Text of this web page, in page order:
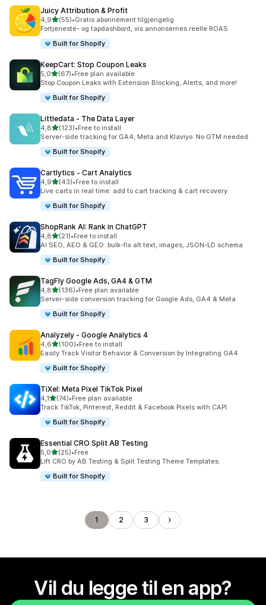
Juicy Attribution & Profit
4,9av 5 stjerner
(55)
Totalt 55 omtaler
•Gratis abonnement tilgjengelig
Fortjeneste- og tapdashbord, vis annonsernes reelle ROAS
Built for Shopify
KeepCart: Stop Coupon Leaks
5,0av 5 stjerner
(67)
Totalt 67 omtaler
•Free plan available
Stop Coupon Leaks with Extension Blocking, Alerts, and more!
Built for Shopify
Littledata ‑ The Data Layer
4,8av 5 stjerner
(123)
Totalt 123 omtaler
•Free to install
Server-side tracking for GA4, Meta and Klaviyo. No GTM needed.
Built for Shopify
Cartlytics ‑ Cart Analytics
4,9av 5 stjerner
(43)
Totalt 43 omtaler
•Free to install
Live carts in real time: add to cart tracking & cart recovery
Built for Shopify
ShopRank AI: Rank in ChatGPT
4,8av 5 stjerner
(21)
Totalt 21 omtaler
•Free to install
AI SEO, AEO & GEO: bulk-fix alt text, images, JSON-LD schema
Built for Shopify
TagFly Google Ads, GA4 & GTM
4,8av 5 stjerner
(136)
Totalt 136 omtaler
•Free plan available
Server-side conversion tracking for Google Ads, GA4 & Meta
Built for Shopify
Analyzely ‑ Google Analytics 4
4,6av 5 stjerner
(100)
Totalt 100 omtaler
•Free to install
Easily Track Visitor Behavior & Conversion by Integrating GA4
Built for Shopify
TiXel: Meta Pixel TikTok Pixel
4,1av 5 stjerner
(74)
Totalt 74 omtaler
•Free plan available
Track TikTok, Pinterest, Reddit & Facebook Pixels with CAPI
Built for Shopify
Essential CRO Split AB Testing
5,0av 5 stjerner
(25)
Totalt 25 omtaler
•Free
Lift CRO by AB Testing & Split Testing Theme Templates.
Built for Shopify
1 2 3
Vil du legge til en app?